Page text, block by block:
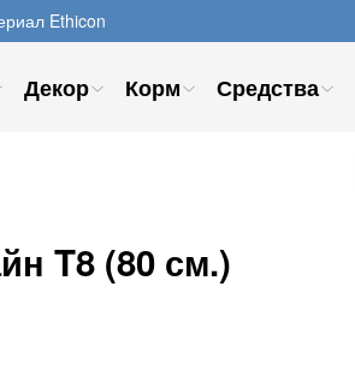
Ethicon
Декор Корм Средства
T8 (80 см.)